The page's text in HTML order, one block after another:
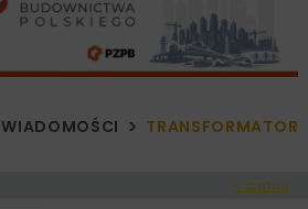
WIADOMOŚCI
< Cofnij